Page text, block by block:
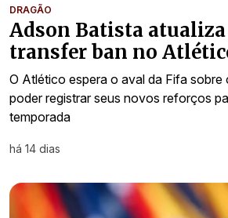
DRAGÃO
Adson Batista
transfer ban no
O Atlético espera o aval da Fifa sobre
poder registrar seus novos reforços
temporada
há 14 dias